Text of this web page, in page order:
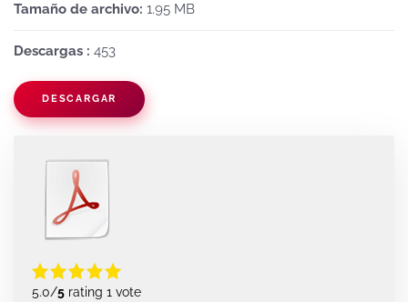
Tamaño de archivo: 1.95 MB
Descargas : 453
DESCARGAR
5.0/5 rating 1 vote